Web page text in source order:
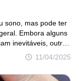
11/04/2025
sono, mas pode ter
Embora alguns
inevitáveis, outros
de vida
seu risco pode
seu sono